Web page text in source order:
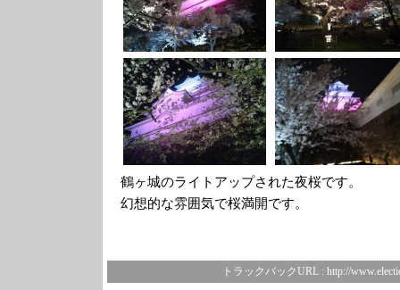
鶴ヶ城のライトアップされた夜桜です。
幻想的な雰囲気で桜満開です。
トラックバックURL : http://